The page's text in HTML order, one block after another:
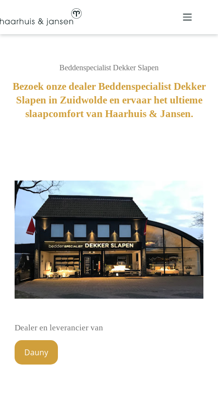
de
Beddenspecialist Dekker Slapen
Bezoek onze dealer Beddenspecialist Dekker
Slapen in Zuidwolde en ervaar het ultieme
slaapcomfort van Haarhuis & Jansen.
Dealer en leverancier van
Dauny